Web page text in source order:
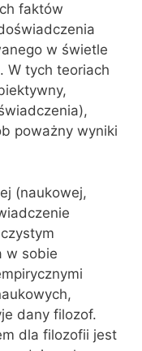
faktów
w świetle
W tych teoriach
poważny wyniki
(naukowej,
w sobie
dany filozof.
dla filozofii jest